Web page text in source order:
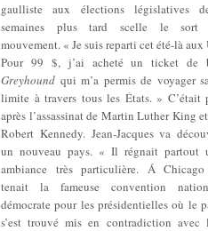
gaulliste aux élections législatives
semaines plus tard scelle le sort
mouvement. « Je suis reparti cet été-là aux
Pour 99 $, j’ai acheté un ticket de
Greyhound qui m’a permis de voyager
limite à travers tous les États. » C’était
après l’assassinat de Martin Luther King
Robert Kennedy. Jean-Jacques va
un nouveau pays. « Il régnait partout
ambiance très particulière. Á
tenait la fameuse convention
démocrate pour les présidentielles où le
s’est trouvé mis en contradiction avec